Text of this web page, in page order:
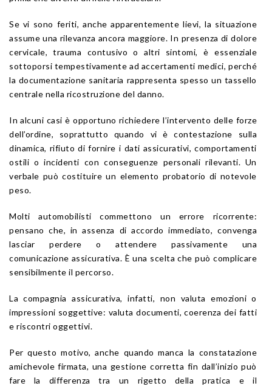
Se vi sono feriti, anche apparentemente lievi, la situazione
assume una rilevanza ancora maggiore. In presenza di dolore
cervicale, trauma contusivo o altri sintomi, è essenziale
sottoporsi tempestivamente ad accertamenti medici, perché
la documentazione sanitaria rappresenta spesso un tassello
centrale nella ricostruzione del danno.
In alcuni casi è opportuno richiedere l’intervento delle forze
dell’ordine, soprattutto quando vi è contestazione sulla
dinamica, rifiuto di fornire i dati assicurativi, comportamenti
ostili o incidenti con conseguenze personali rilevanti. Un
verbale può costituire un elemento probatorio di notevole
peso.
Molti automobilisti commettono un errore ricorrente:
pensano che, in assenza di accordo immediato, convenga
lasciar perdere o attendere passivamente una
comunicazione assicurativa. È una scelta che può complicare
sensibilmente il percorso.
La compagnia assicurativa, infatti, non valuta emozioni o
impressioni soggettive: valuta documenti, coerenza dei fatti
e riscontri oggettivi.
Per questo motivo, anche quando manca la constatazione
amichevole firmata, una gestione corretta fin dall’inizio può
fare la differenza tra un rigetto della pratica e il